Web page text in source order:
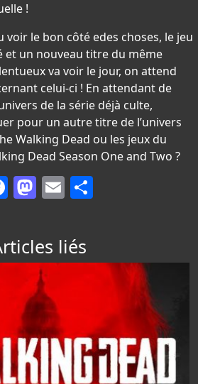
!
voir le bon côté edes choses, le jeu
et un nouveau titre du même
va voir le jour, on attend
celui-ci ! En attendant de
de la série déjà culte,
pour un autre titre de l’univers
Walking Dead ou les jeux du
Dead Season One and Two ?
Facebook
Mastodon
Email
liés